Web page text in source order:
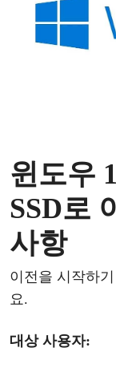
윈도우
SSD로
사항
이전을 시작하기
요 .
대상 사용자: